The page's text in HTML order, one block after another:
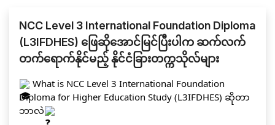
NCC Level 3 International Foundation Diploma
(L3IFDHES) ဖြေဆိုအောင်မြင်ပြီးပါက ဆက်လက်
တက်ရောက်နိုင်မည့် နိုင်ငံခြားတက္ကသိုလ်များ
What is NCC Level 3 International Foundation
Diploma for Higher Education Study (L3IFDHES) ဆိုတာ
ဘာလဲ